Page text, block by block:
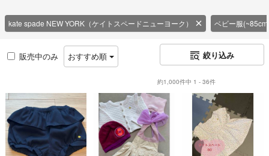
kate spade NEW YORK（ケイトスペードニューヨーク） ベビー服
販売中のみ おすすめ順 絞り込み
約1,000件中 1 - 36件